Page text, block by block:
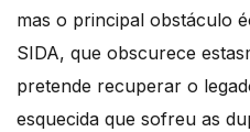
mas o principal obstáculo
SIDA, que obscurece
pretende recuperar o
esquecida que sofreu as